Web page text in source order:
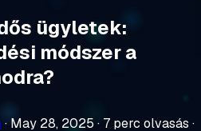
ügyletek:
módszer a
· May 28, 2025 · 7 perc olvasás ·